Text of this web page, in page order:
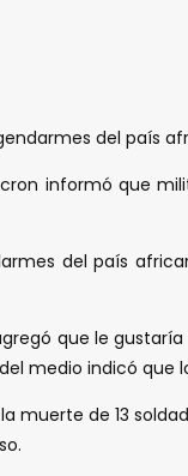
del país
informó que
del país
que le
medio indicó que
muerte de 13